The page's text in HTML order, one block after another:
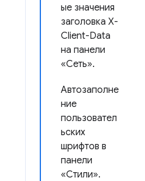
ые значения
заголовка X-
Client-Data
на панели
«Сеть».
Автозаполне
ние
пользовател
ьских
шрифтов в
панели
«Стили».